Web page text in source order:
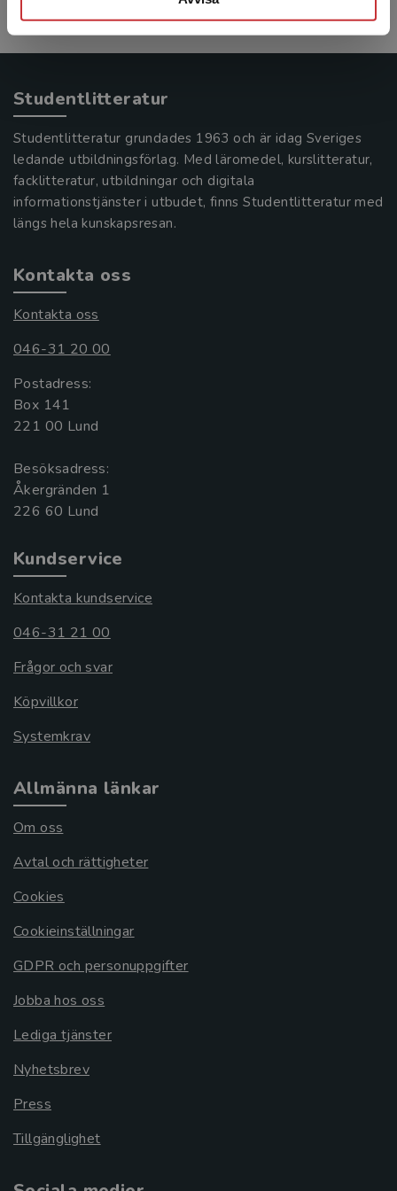
Studentlitteratur
Studentlitteratur grundades 1963 och är idag Sveriges
ledande utbildningsförlag. Med läromedel, kurslitteratur,
facklitteratur, utbildningar och digitala
informationstjänster i utbudet, finns Studentlitteratur med
längs hela kunskapsresan.
Kontakta oss
Kontakta oss
046-31 20 00
Postadress:
Box 141
221 00 Lund
Besöksadress:
Åkergränden 1
Kundservice
Kontakta kundservice
046-31 21 00
Frågor och svar
Köpvillkor
Systemkrav
Allmänna länkar
Om oss
Avtal och rättigheter
Cookies
Cookieinställningar
GDPR och personuppgifter
Jobba hos oss
Lediga tjänster
Nyhetsbrev
Press
Tillgänglighet